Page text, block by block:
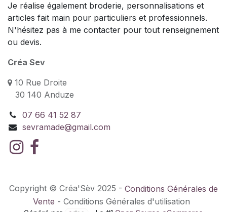
Je réalise également broderie, personnalisations et
articles fait main pour particuliers et professionnels.
N'hésitez pas à me contacter pour tout renseignement
ou devis.
Créa Sev
10 Rue Droite
30 140 Anduze
07 66 41 52 87
sevramade@gmail.com
Copyright © Créa'Sèv 2025 - Conditions Générales de
Vente - Conditions Générales d'utilisation